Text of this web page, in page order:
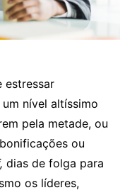
estressar
nível altíssimo
pela metade, ou
ou
dias de folga para
os líderes,